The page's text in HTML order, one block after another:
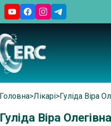
Головна> Лікарі> Гуліда Віра
Гуліда Віра Олегівна